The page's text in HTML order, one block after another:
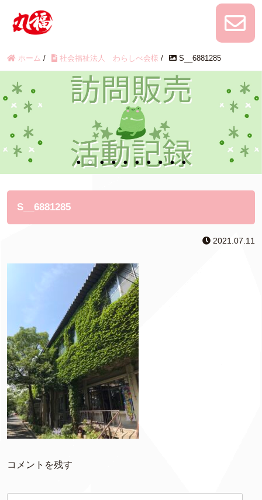
ホーム / 社会福祉法人 わらしべ会様 / S__6881285
S__6881285
2021.07.11
コメントを残す